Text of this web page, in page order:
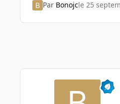
Par Bonojcle 25